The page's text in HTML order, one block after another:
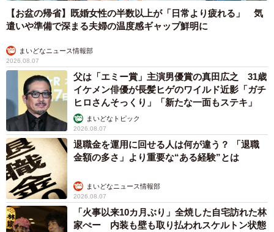
【お盆の帰省】既婚女性の半数以上が「日常より疲れる」 気
遣いや準備で深まる夫婦の温度感ギャップ鮮明に
まいどなニュース情報部
2026.08.07
父は「エミー賞」主演男優賞の真田広之 31歳
イケメン俳優が長髪ヒゲのワイルド近影「ガチ
ヒロさんそっくり」「新たな一面もステキ」
まいどなトピック
2026.08.07
退職金を運用に回せる人は何が違う？ 「退職
金額の多さ」より重要な“ある経験”とは
まいどなニュース情報部
2026.08.07
「火事以来10カ月ぶり」全焼した自宅訪れた林
家ぺー 内装も壁も取り払われスケルトン状態